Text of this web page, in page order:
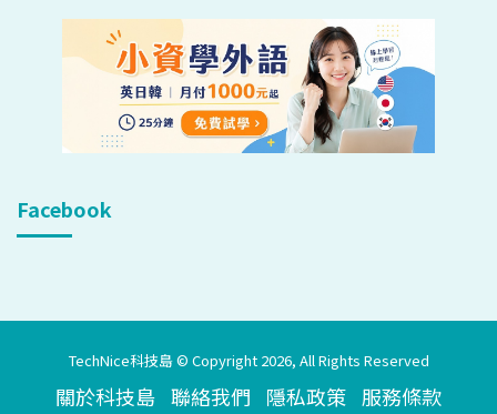
Facebook
TechNice科技島 © Copyright 2026, All Rights Reserved
關於科技島 聯絡我們 隱私政策 服務條款